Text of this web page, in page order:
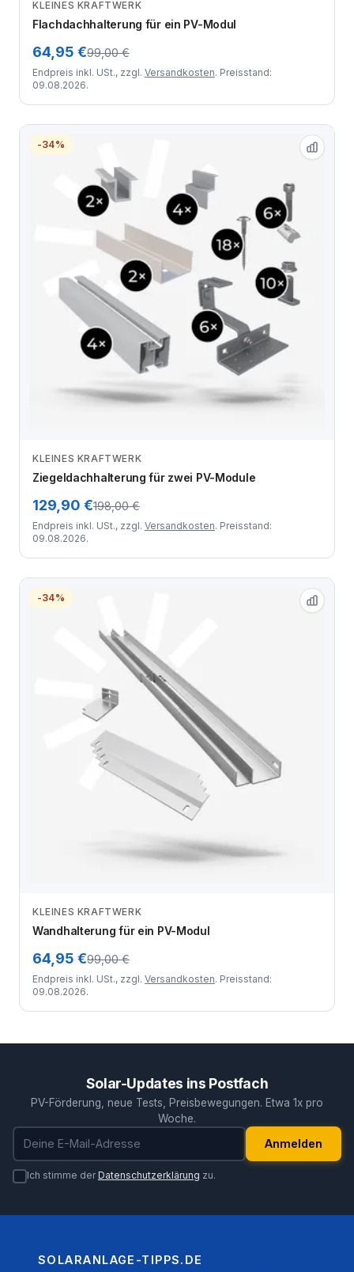
Zum Angebot
KLEINES KRAFTWERK
Flachdachhalterung für ein PV-Modul
64,95 €99,00 €
Endpreis inkl. USt., zzgl. Versandkosten. Preisstand:
09.08.2026.
-34%
Zum Angebot
KLEINES KRAFTWERK
Ziegeldachhalterung für zwei PV-Module
129,90 €198,00 €
Endpreis inkl. USt., zzgl. Versandkosten. Preisstand:
09.08.2026.
-34%
Zum Angebot
KLEINES KRAFTWERK
Wandhalterung für ein PV-Modul
64,95 €99,00 €
Endpreis inkl. USt., zzgl. Versandkosten. Preisstand:
09.08.2026.
Solar-Updates ins Postfach
PV-Förderung, neue Tests, Preisbewegungen. Etwa 1x pro
Woche.
E-Mail-Adresse
Anmelden
Ich stimme derDatenschutzerklärung zu.
SOLARANLAGE-TIPPS.DE